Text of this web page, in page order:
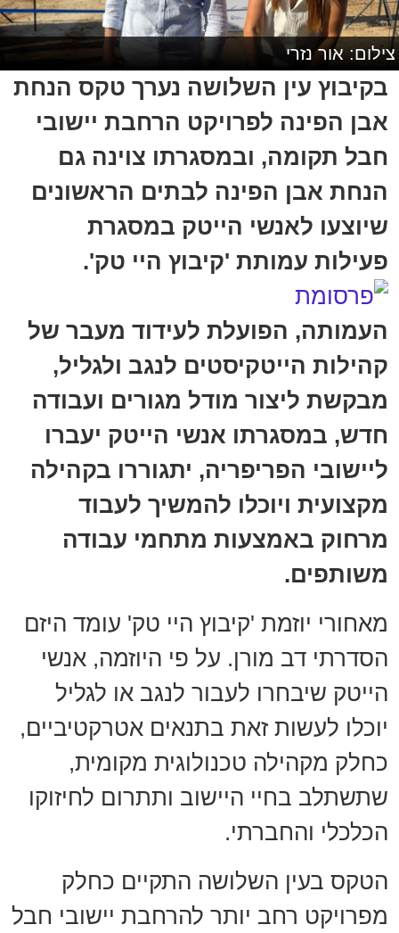
צילום: אור נזרי
בקיבוץ עין השלושה נערך טקס הנחת
אבן הפינה לפרויקט הרחבת יישובי
חבל תקומה, ובמסגרתו צוינה גם
הנחת אבן הפינה לבתים הראשונים
שיוצעו לאנשי הייטק במסגרת
פעילות עמותת 'קיבוץ היי טק'.
העמותה, הפועלת לעידוד מעבר של
קהילות הייטקיסטים לנגב ולגליל,
מבקשת ליצור מודל מגורים ועבודה
חדש, במסגרתו אנשי הייטק יעברו
ליישובי הפריפריה, יתגוררו בקהילה
מקצועית ויוכלו להמשיך לעבוד
מרחוק באמצעות מתחמי עבודה
משותפים.
מאחורי יוזמת 'קיבוץ היי טק' עומד היזם
הסדרתי דב מורן. על פי היוזמה, אנשי
הייטק שיבחרו לעבור לנגב או לגליל
יוכלו לעשות זאת בתנאים אטרקטיביים,
כחלק מקהילה טכנולוגית מקומית,
שתשתלב בחיי היישוב ותתרום לחיזוקו
הכלכלי והחברתי.
הטקס בעין השלושה התקיים כחלק
מפרויקט רחב יותר להרחבת יישובי חבל